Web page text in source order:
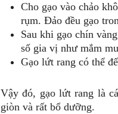
Cho gạo vào chảo
rụm. Đảo đều gạo
Sau khi gạo chín
số gia vị như mắm
Gạo lứt rang có thể
Vậy đó, gạo lứt rang là
giòn và rất bổ dưỡng.